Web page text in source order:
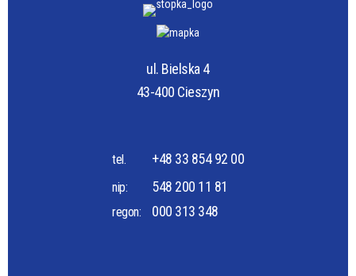
ul. Bielska 4
43-400 Cieszyn
tel. +48 33 854 92 00
nip: 548 200 11 81
regon: 000 313 348